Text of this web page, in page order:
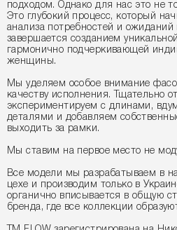
подходом. Однако для нас это не
Это глубокий процесс, который
анализа потребностей и
завершается созданием
гармонично подчеркивающей
женщины.
Мы уделяем особое внимание
качеству исполнения. Тщательно
экспериментируем с длинами,
деталями и добавляем
выходить за рамки.
Мы ставим на первое место не
Все модели мы разрабатываем в
цехе и производим только в
органично вписывается в общую
бренда, где все коллекции